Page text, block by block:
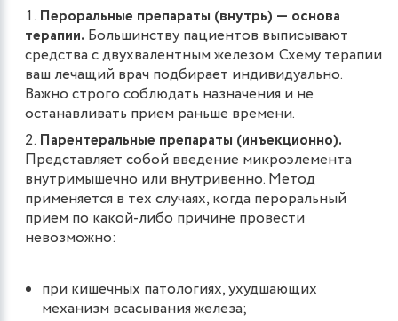
Пероральные препараты (внутрь) ― основа
терапии. Большинству пациентов выписывают
средства с двухвалентным железом. Схему терапии
ваш лечащий врач подбирает индивидуально.
Важно строго соблюдать назначения и не
останавливать прием раньше времени.
Парентеральные препараты (инъекционно).
Представляет собой введение микроэлемента
внутримышечно или внутривенно. Метод
применяется в тех случаях, когда пероральный
прием по какой-либо причине провести
невозможно:
при кишечных патологиях, ухудшающих
механизм всасывания железа;